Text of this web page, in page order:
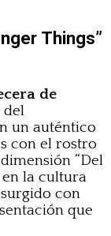
Things”
de
del
un auténtico
con el rostro
“Del
en la cultura
con
que